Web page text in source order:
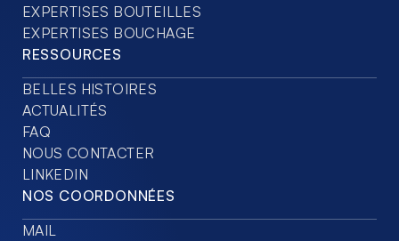
EXPERTISES BOUTEILLES
EXPERTISES BOUCHAGE
RESSOURCES
BELLES HISTOIRES
ACTUALITÉS
FAQ
NOUS CONTACTER
LINKEDIN
NOS COORDONNÉES
MAIL